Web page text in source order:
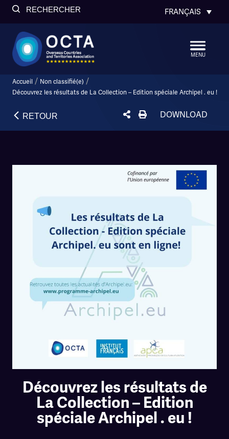
RECHERCHER FRANÇAIS
MENU
Accueil / Non classifié(e) /
Découvrez les résultats de La Collection – Edition spéciale Archipel . eu !
RETOUR DOWNLOAD
Découvrez les résultats de
La Collection – Edition
spéciale Archipel . eu !